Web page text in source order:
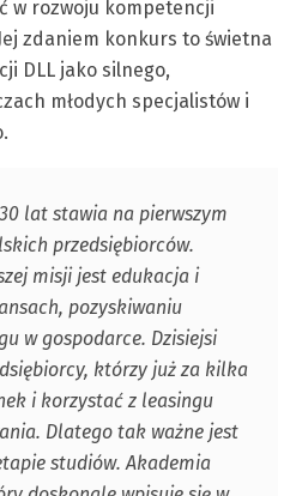
w rozwoju kompetencji
zdaniem konkurs to świetna
DLL jako silnego,
młodych specjalistów i
lat stawia na pierwszym
przedsiębiorców.
misji jest edukacja i
pozyskiwaniu
w gospodarce. Dzisiejsi
którzy już za kilka
i korzystać z leasingu
Dlatego tak ważne jest
studiów. Akademia